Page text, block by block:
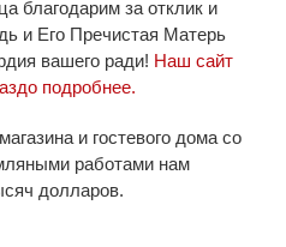
благодарим за отклик и
и Его Пречистая Матерь
вашего ради! Наш сайт
подробнее.
и гостевого дома со
работами нам
долларов.